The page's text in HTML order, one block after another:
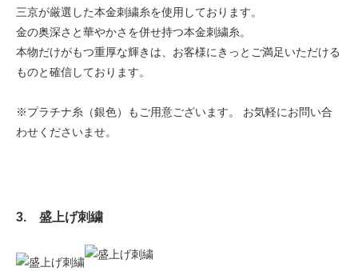
三京が厳選した本金刺繍糸を使用しております。
金の奥深さと華やかさを併せ持つ本金刺繍糸。
本物だけがもつ重厚な輝きは、お客様にきっとご満足いただける
ものと確信しております。
※プラチナ糸（銀色）もご用意ございます。 お気軽にお問い合
わせくださいませ。
3. 盛上げ刺繍